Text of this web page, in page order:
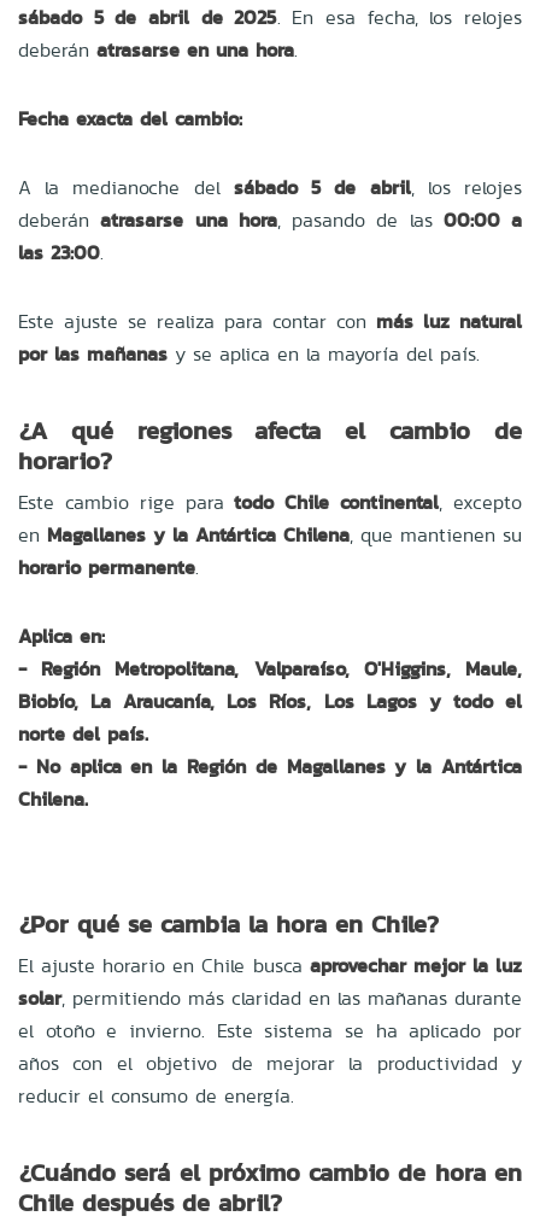
sábado 5 de abril de 2025. En esa fecha, los relojes
deberán atrasarse en una hora.
Fecha exacta del cambio:
A la medianoche del sábado 5 de abril, los relojes
deberánatrasarse una hora, pasando de las 00:00 a
las 23:00.
Este ajuste se realiza para contar con más luz natural
por las mañanas y se aplica en la mayoría del país.
¿A qué regiones afecta el cambio de
horario?
Este cambio rige paratodo Chile continental, excepto
en Magallanes y la Antártica Chilena, que mantienen su
horario permanente.
Aplica en:
- Región Metropolitana, Valparaíso, O'Higgins, Maule,
Biobío, La Araucanía, Los Ríos, Los Lagos y todo el
norte del país.
- No aplica en la Región de Magallanes y la Antártica
Chilena.
¿Por qué se cambia la hora en Chile?
El ajuste horario en Chile busca aprovechar mejor la luz
solar, permitiendo más claridad en las mañanas durante
el otoño e invierno. Este sistema se ha aplicado por
años con el objetivo de mejorar la productividad y
reducir el consumo de energía.
¿Cuándo será el próximo cambio de hora en
Chile después de abril?